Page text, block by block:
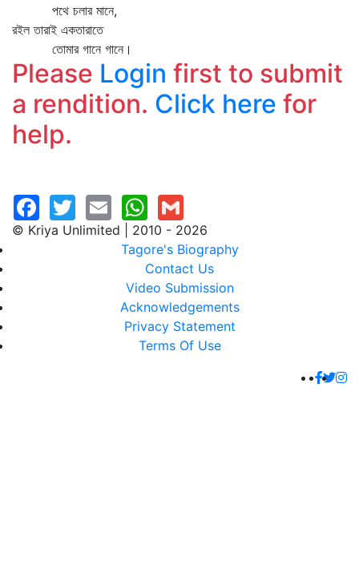
পথে চলার মানে,
রইল তারাই একতারাতে
তোমার গানে গানে।
Please Login first to submit
a rendition. Click here for
help.
© Kriya Unlimited | 2010 - 2026
Tagore's Biography
Contact Us
Video Submission
Acknowledgements
Privacy Statement
Terms Of Use